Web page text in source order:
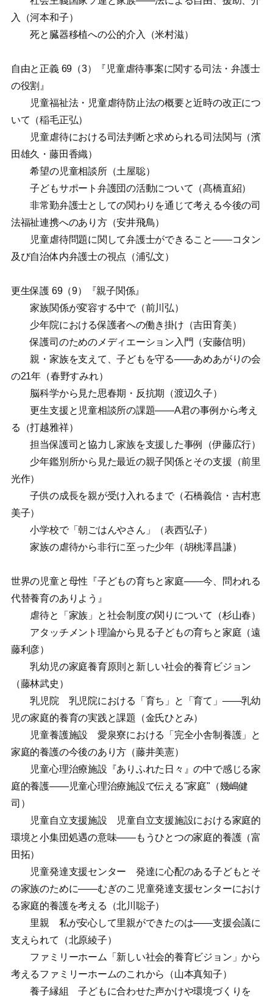
入（河本和子）
死と臓器移植への公的介入（米村滋）
自由と正義 69（3）『児童虐待事案に関する司法・弁護士
の役割』
児童福祉法・児童虐待防止法の概要と近時の改正につ
いて（稲毛正弘）
児童虐待における司法判断と求められる司法関与（濱
田雄久・藤田香織）
希望の児童相談所（土屋聡）
子どもサポート弁護団の活動について（髙橋直紹）
非常勤弁護士としての関わりを通じて考える今後の司
法福祉連携へのあり方（安井飛鳥）
児童虐待問題に関して弁護士ができること——コタン
及び自治体内弁護士の視点（浦弘文）
更生保護 69（9）『親子関係』
家族関係が変容する中で（前川弘）
少年院における保護者への働き掛け（吉田育美）
保護司のためのメディエーション入門（安藤信明）
親・家族を支えて、子どもを守る——あめあがりの会
の21年（春野すみれ）
脳科学から見た思春期・反抗期（渡辺久子）
更生支援と児童相談所の課題——A君の事例から考え
る（打越雅祥）
担当保護司と協力し家族を支援した事例（伊藤広行）
少年鑑別所から見た最近の親子関係とその支援（前里
光作）
子供の成長を親が受け入れるまで（石橋義信・吉村恵
美子）
小学校で「朝ごはんやさん」（表西弘子）
家族の虐待から非行に至った少年（胡桃澤昌謙）
世界の児童と母性『子どもの育ちと家庭——今、問われる
代替養育のありよう』
虐待と「家族」と社会制度の関りについて（杉山春）
アタッチメント理論から見る子どもの育ちと家庭（遠
藤利彦）
乳幼児の家庭養育原則と新しい社会的養育ビジョン
（藤林武史）
乳児院 乳児院における「育ち」と「育て」——乳幼
児の家庭的養育の実践と課題（金氏ひとみ）
児童養護施設 愛泉寮における「完全小舎制養護」と
家庭的養護の今後のあり方（藤井美憲）
児童心理治療施設『ありふれた日々』の中で感じる家
庭的養護——児童心理治療施設で伝える"家庭"（幾嶋健
司）
児童自立支援施設 児童自立支援施設における家庭的
環境と小集団処遇の意味——もうひとつの家庭的養護（富
田拓）
児童発達支援センター 発達に心配のある子どもとそ
の家族のために——むぎのこ児童発達支援センターにおけ
る家庭的養護を考える（北川聡子）
里親 私が安心して里親ができたのは——支援会議に
支えられて（北原綾子）
ファミリーホーム「新しい社会的養育ビジョン」から
考えるファミリーホームのこれから（山本真知子）
養子縁組 子どもに合わせた声かけや環境づくりを